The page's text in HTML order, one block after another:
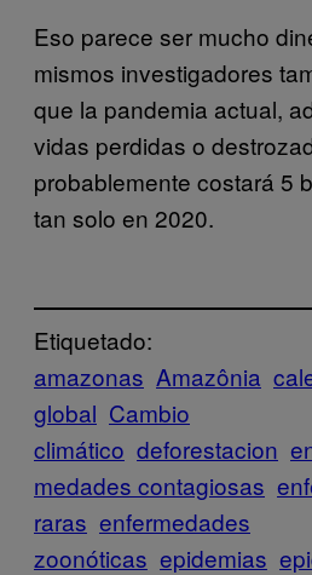
Eso parece ser mucho
mismos investigadores
que la pandemia actual,
vidas perdidas o
probablemente costará 5
tan solo en 2020.
Etiquetado:
amazonas Amazônia
global Cambio
climático deforestacion
medades contagiosas
raras enfermedades
zoonóticas epidemias